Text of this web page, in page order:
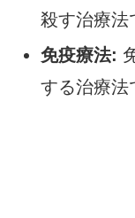
殺す治療法
免疫療法:
する治療法